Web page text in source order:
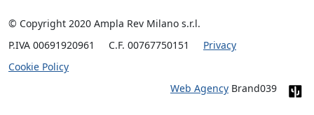
© Copyright 2020 Ampla Rev Milano s.r.l.
P.IVA 00691920961
C.F. 00767750151
Privacy
Cookie Policy
Web Agency Brand039